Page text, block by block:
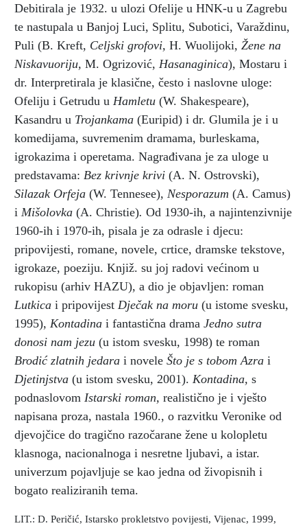
Debitirala je 1932. u ulozi Ofelije u HNK-u u Zagrebu
te nastupala u Banjoj Luci, Splitu, Subotici, Varaždinu,
Puli (B. Kreft, Celjski grofovi, H. Wuolijoki, Žene na
Niskavuoriju, M. Ogrizović, Hasanaginica), Mostaru i
dr. Interpretirala je klasične, često i naslovne uloge:
Ofeliju i Getrudu u Hamletu (W. Shakespeare),
Kasandru u Trojankama (Euripid) i dr. Glumila je i u
komedijama, suvremenim dramama, burleskama,
igrokazima i operetama. Nagrađivana je za uloge u
predstavama: Bez krivnje krivi (A. N. Ostrovski),
Silazak Orfeja (W. Tennesee), Nesporazum (A. Camus)
i Mišolovka (A. Christie). Od 1930-ih, a najintenzivnije
1960-ih i 1970-ih, pisala je za odrasle i djecu:
pripovijesti, romane, novele, crtice, dramske tekstove,
igrokaze, poeziju. Knjiž. su joj radovi većinom u
rukopisu (arhiv HAZU), a dio je objavljen: roman
Lutkica i pripovijest Dječak na moru (u istome svesku,
1995), Kontadina i fantastična drama Jedno sutra
donosi nam jezu (u istom svesku, 1998) te roman
Brodić zlatnih jedara i novele Što je s tobom Azra i
Djetinjstva (u istom svesku, 2001). Kontadina, s
podnaslovom Istarski roman, realistično je i vješto
napisana proza, nastala 1960., o razvitku Veronike od
djevojčice do tragično razočarane žene u kolopletu
klasnoga, nacionalnoga i nesretne ljubavi, a istar.
univerzum pojavljuje se kao jedna od živopisnih i
bogato realiziranih tema.
LIT.: D. Peričić, Istarsko prokletstvo povijesti, Vijenac, 1999,